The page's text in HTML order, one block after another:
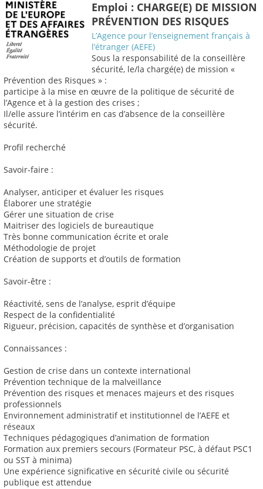
Emploi : CHARGE(E) DE MISSION
PRÉVENTION DES RISQUES
L’Agence pour l’enseignement français à
l’étranger (AEFE)
Sous la responsabilité de la conseillère
sécurité, le/la chargé(e) de mission «
Prévention des Risques » :
participe à la mise en œuvre de la politique de sécurité de
l’Agence et à la gestion des crises ;
Il/elle assure l’intérim en cas d’absence de la conseillère
sécurité.
Profil recherché
Savoir-faire :
Analyser, anticiper et évaluer les risques
Élaborer une stratégie
Gérer une situation de crise
Maitriser des logiciels de bureautique
Très bonne communication écrite et orale
Méthodologie de projet
Création de supports et d’outils de formation
Savoir-être :
Réactivité, sens de l’analyse, esprit d’équipe
Respect de la confidentialité
Rigueur, précision, capacités de synthèse et d’organisation
Connaissances :
Gestion de crise dans un contexte international
Prévention technique de la malveillance
Prévention des risques et menaces majeurs et des risques
professionnels
Environnement administratif et institutionnel de l’AEFE et
réseaux
Techniques pédagogiques d’animation de formation
Formation aux premiers secours (Formateur PSC, à défaut PSC1
ou SST à minima)
Une expérience significative en sécurité civile ou sécurité
publique est attendue